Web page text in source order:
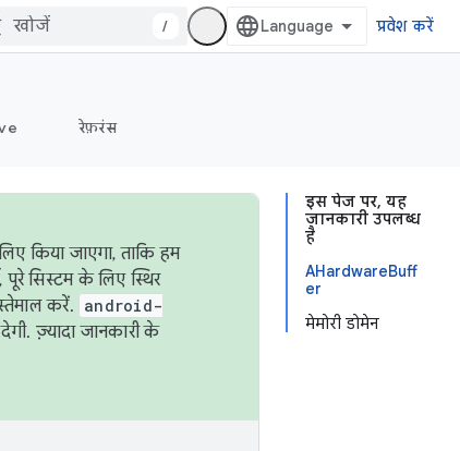
/ प्रवेश करें
रेफ़रंस
इस पेज पर, यह
जानकारी उपलब्ध
है
AHardwareBuff
er
मेमोरी डोमेन
किया जाएगा, ताकि हम
सिस्टम के लिए स्थिर
करें. android-
ज़्यादा जानकारी के